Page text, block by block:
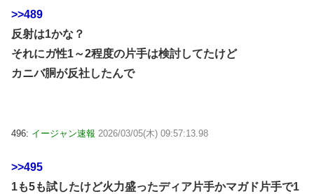
>>489
反射は1かな？
それにガ性1～2程度の片手は検討してたけど
カニバ胴が反社したんで
496: イージャン速報 2026/03/05(木) 09:57:13.98
>>495
1も5も試したけど火力盛ったディア片手かマガド片手で1